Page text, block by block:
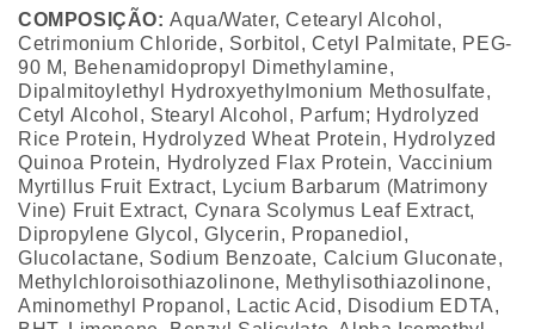
COMPOSIÇÃO:Aqua/Water, Cetearyl Alcohol,
Cetrimonium Chloride, Sorbitol, Cetyl Palmitate, PEG-
90 M, Behenamidopropyl Dimethylamine,
Dipalmitoylethyl Hydroxyethylmonium Methosulfate,
Cetyl Alcohol, Stearyl Alcohol, Parfum; Hydrolyzed
Rice Protein, Hydrolyzed Wheat Protein, Hydrolyzed
Quinoa Protein, Hydrolyzed Flax Protein, Vaccinium
Myrtillus Fruit Extract, Lycium Barbarum (Matrimony
Vine) Fruit Extract, Cynara Scolymus Leaf Extract,
Dipropylene Glycol, Glycerin, Propanediol,
Glucolactane, Sodium Benzoate, Calcium Gluconate,
Methylchloroisothiazolinone, Methylisothiazolinone,
Aminomethyl Propanol, Lactic Acid, Disodium EDTA,